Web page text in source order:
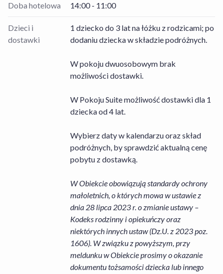
Doba hotelowa 14:00 - 11:00
Dzieci i
dostawki
1 dziecko do 3 lat na łóżku z rodzicami; po
dodaniu dziecka w składzie podróżnych.
W pokoju dwuosobowym brak
możliwości dostawki.
W Pokoju Suite możliwość dostawki dla 1
dziecka od 4 lat.
Wybierz daty w kalendarzu oraz skład
podróżnych, by sprawdzić aktualną cenę
pobytu z dostawką.
W Obiekcie obowiązują standardy ochrony
małoletnich, o których mowa w ustawie z
dnia 28 lipca 2023 r. o zmianie ustawy –
Kodeks rodzinny i opiekuńczy oraz
niektórych innych ustaw (Dz.U. z 2023 poz.
1606). W związku z powyższym, przy
meldunku w Obiekcie prosimy o okazanie
dokumentu tożsamości dziecka lub innego